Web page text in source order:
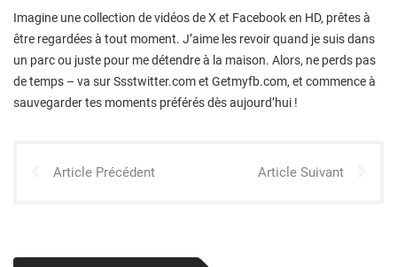
Imagine une collection de vidéos de X et Facebook en HD, prêtes à
être regardées à tout moment. J’aime les revoir quand je suis dans
un parc ou juste pour me détendre à la maison. Alors, ne perds pas
de temps – va sur Ssstwitter.com et Getmyfb.com, et commence à
sauvegarder tes moments préférés dès aujourd’hui !
Article Précédent Article Suivant